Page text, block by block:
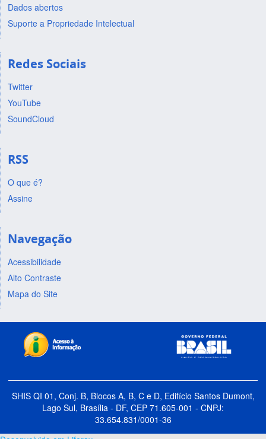
Dados abertos
Suporte a Propriedade Intelectual
Redes Sociais
Twitter
YouTube
SoundCloud
RSS
O que é?
Assine
Navegação
Acessibilidade
Alto Contraste
Mapa do Site
SHIS QI 01, Conj. B, Blocos A, B, C e D, Edifício Santos Dumont,
Lago Sul, Brasília - DF, CEP 71.605-001 - CNPJ:
33.654.831/0001-36